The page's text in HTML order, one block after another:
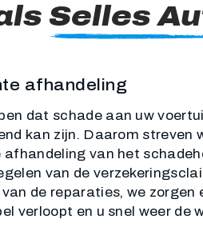
Selles
afhandeling
dat schade aan uw
kan zijn. Daarom streven
van het
van de
de reparaties, we zorgen
verloopt en u snel weer de